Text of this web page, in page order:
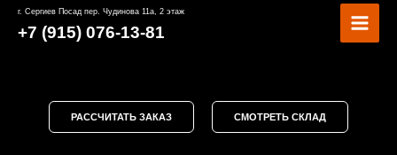
Перейти
г. Сергиев Посад пер. Чудинова 11а, 2 этаж
+7 (915) 076-13-81
РАССЧИТАТЬ ЗАКАЗ СМОТРЕТЬ СКЛАД